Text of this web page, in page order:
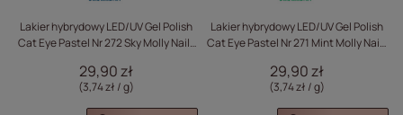
Lakier hybrydowy LED/UV Gel Polish
Cat Eye Pastel Nr 272 Sky Molly Nails
29,90 zł
(3,74 zł / g)
Lakier hybrydowy LED/UV Gel Polish
Cat Eye Pastel Nr 271 Mint Molly Nails
29,90 zł
(3,74 zł / g)